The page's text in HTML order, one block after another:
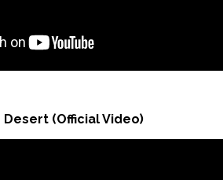
(Official Video)